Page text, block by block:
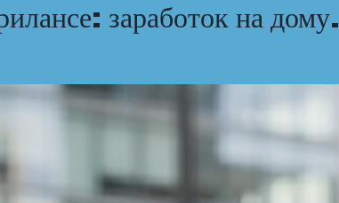
заработок на дому.